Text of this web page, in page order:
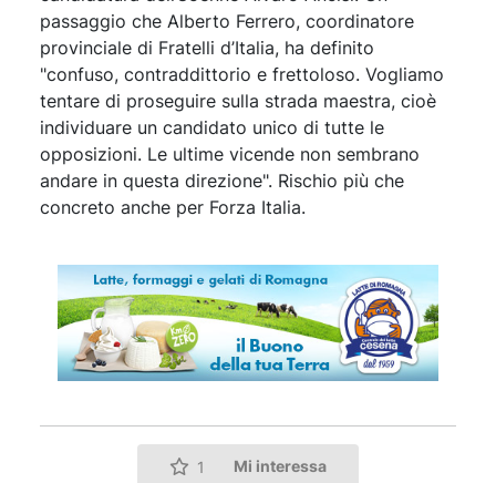
passaggio che Alberto Ferrero, coordinatore
provinciale di Fratelli d’Italia, ha definito
"confuso, contraddittorio e frettoloso. Vogliamo
tentare di proseguire sulla strada maestra, cioè
individuare un candidato unico di tutte le
opposizioni. Le ultime vicende non sembrano
andare in questa direzione". Rischio più che
concreto anche per Forza Italia.
1 Mi interessa